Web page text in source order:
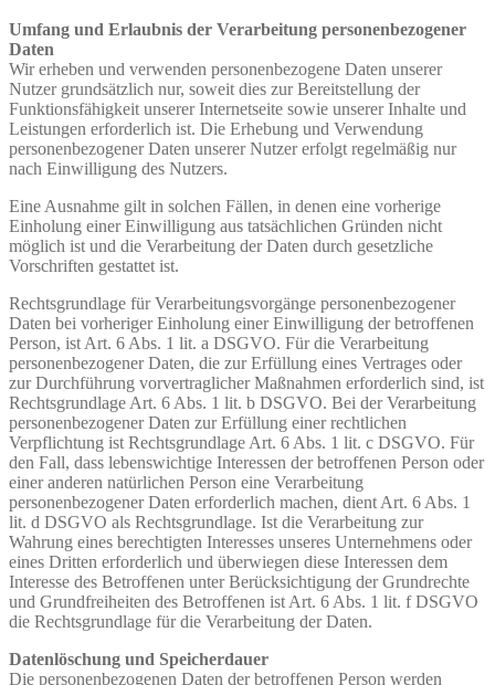
Umfang und Erlaubnis der Verarbeitung personenbezogener
Daten
Wir erheben und verwenden personenbezogene Daten unserer
Nutzer grundsätzlich nur, soweit dies zur Bereitstellung der
Funktionsfähigkeit unserer Internetseite sowie unserer Inhalte und
Leistungen erforderlich ist. Die Erhebung und Verwendung
personenbezogener Daten unserer Nutzer erfolgt regelmäßig nur
nach Einwilligung des Nutzers.
Eine Ausnahme gilt in solchen Fällen, in denen eine vorherige
Einholung einer Einwilligung aus tatsächlichen Gründen nicht
möglich ist und die Verarbeitung der Daten durch gesetzliche
Vorschriften gestattet ist.
Rechtsgrundlage für Verarbeitungsvorgänge personenbezogener
Daten bei vorheriger Einholung einer Einwilligung der betroffenen
Person, ist Art. 6 Abs. 1 lit. a DSGVO. Für die Verarbeitung
personenbezogener Daten, die zur Erfüllung eines Vertrages oder
zur Durchführung vorvertraglicher Maßnahmen erforderlich sind, ist
Rechtsgrundlage Art. 6 Abs. 1 lit. b DSGVO. Bei der Verarbeitung
personenbezogener Daten zur Erfüllung einer rechtlichen
Verpflichtung ist Rechtsgrundlage Art. 6 Abs. 1 lit. c DSGVO. Für
den Fall, dass lebenswichtige Interessen der betroffenen Person oder
einer anderen natürlichen Person eine Verarbeitung
personenbezogener Daten erforderlich machen, dient Art. 6 Abs. 1
lit. d DSGVO als Rechtsgrundlage. Ist die Verarbeitung zur
Wahrung eines berechtigten Interesses unseres Unternehmens oder
eines Dritten erforderlich und überwiegen diese Interessen dem
Interesse des Betroffenen unter Berücksichtigung der Grundrechte
und Grundfreiheiten des Betroffenen ist Art. 6 Abs. 1 lit. f DSGVO
die Rechtsgrundlage für die Verarbeitung der Daten.
Datenlöschung und Speicherdauer
Die personenbezogenen Daten der betroffenen Person werden